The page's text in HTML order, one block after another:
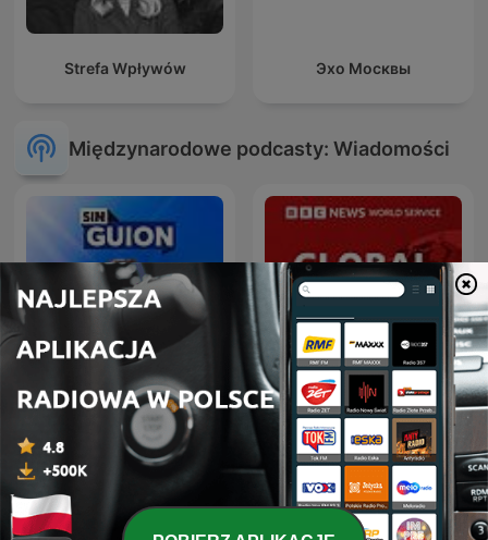
Strefa Wpływów Эхо Москвы
Międzynarodowe podcasty: Wiadomości
La Republica - Sin guion Global News Podcast